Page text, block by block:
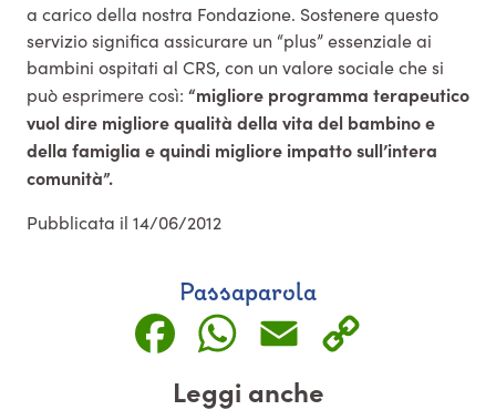
a carico della nostra Fondazione. Sostenere questo
servizio significa assicurare un “plus” essenziale ai
bambini ospitati al CRS, con un valore sociale che si
può esprimere così: “migliore programma terapeutico
vuol dire migliore qualità della vita del bambino e
della famiglia e quindi migliore impatto sull’intera
comunità”.
Pubblicata il 14/06/2012
Passaparola
Facebook
WhatsApp
Email
Leggi anche